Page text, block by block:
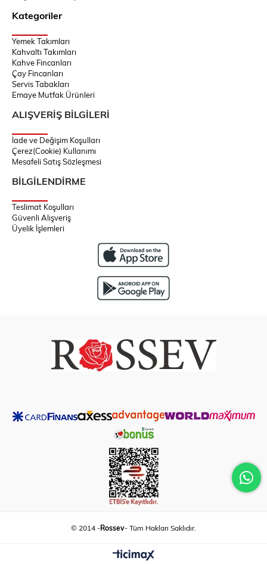
Kategoriler
Yemek Takımları
Kahvaltı Takımları
Kahve Fincanları
Çay Fincanları
Servis Tabakları
Emaye Mutfak Ürünleri
ALIŞVERİŞ BİLGİLERİ
İade ve Değişim Koşulları
Çerez(Cookie) Kullanımı
Mesafeli Satış Sözleşmesi
BİLGİLENDİRME
Teslimat Koşulları
Güvenli Alışveriş
Üyelik İşlemleri
© 2014 -Rossev- Tüm Hakları Saklıdır.